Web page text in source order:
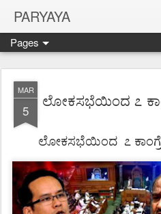
PARYAYA
Pages
MAR
5
ಲೋಕಸಭೆಯಿಂದ ೭
ಲೋಕಸಭೆಯಿಂದ ೭